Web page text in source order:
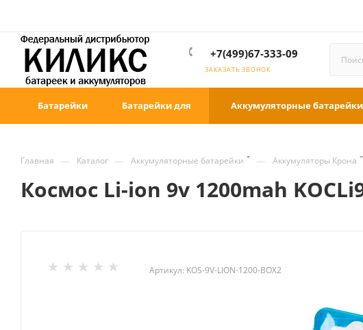
+7(499)67-333-09
ЗАКАЗАТЬ ЗВОНОК
Батарейки Батарейки для Аккумуляторные батарейки
Главная — Каталог — Аккумуляторные батарейки — Аккумуляторы Крона
Космос Li-ion 9v 1200mah
Артикул: KOS-9V-LION-1200-BOX2